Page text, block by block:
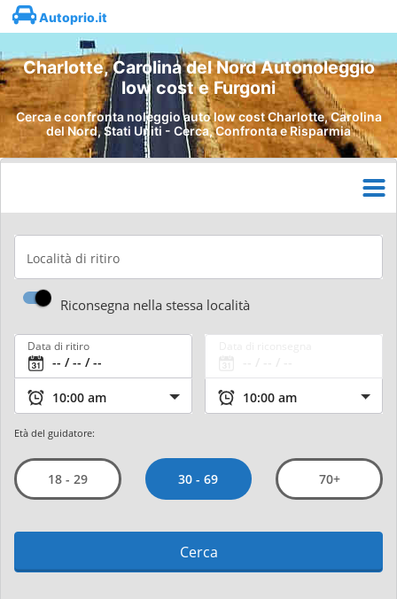
Autoprio.it
Charlotte, Carolina del Nord Autonoleggio
low cost e Furgoni
Cerca e confronta noleggio auto low cost Charlotte, Carolina
del Nord, Stati Uniti - Cerca, Confronta e Risparmia
Località di ritiro
Riconsegna nella stessa località
Data di ritiro
Età del guidatore:
18 - 29 30 - 69 70+
Cerca